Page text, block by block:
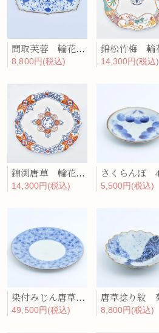
間取芙蓉 輪花長皿
8,800円(税込)
14,300円(税込)
錦渕唐草 輪花プレート
14,300円(税込)
5,500円(税込)
染付みじん唐草9寸プレート
49,500円(税込)
8,800円(税込)